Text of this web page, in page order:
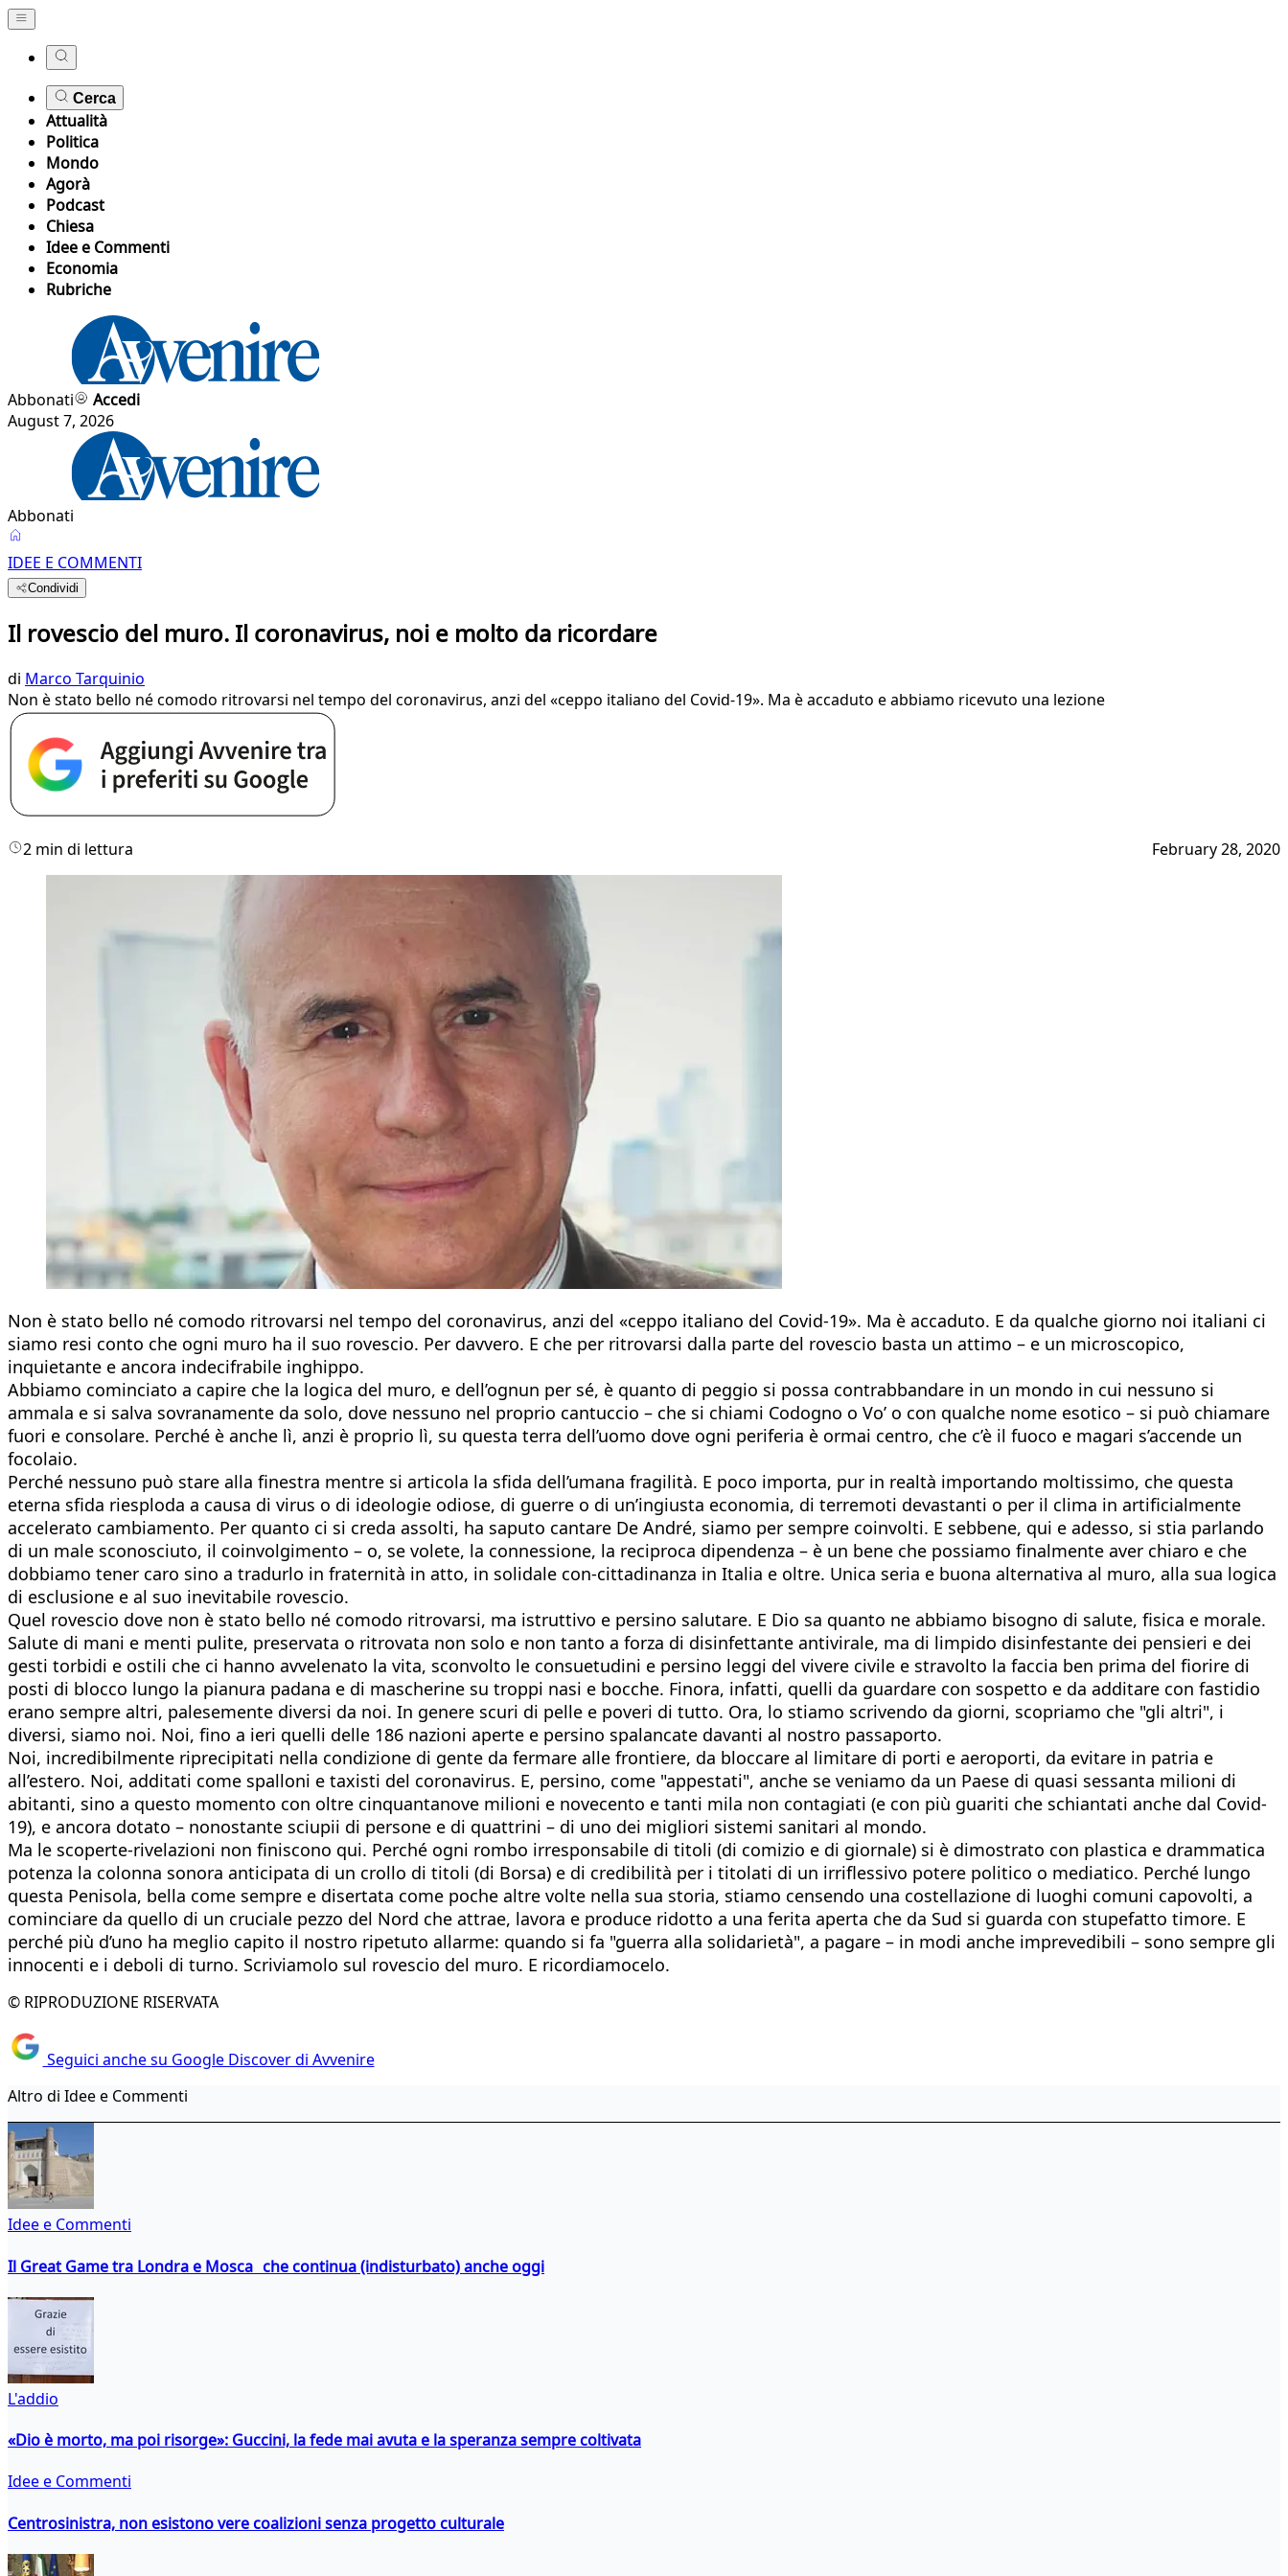
Cerca
Attualità
Politica
Mondo
Agorà
Podcast
Chiesa
Idee e Commenti
Economia
Rubriche
Abbonati
Accedi
August 7, 2026
Abbonati
IDEE E COMMENTI
Condividi
Il rovescio del muro. Il coronavirus, noi e molto da ricordare
di Marco Tarquinio
Non è stato bello né comodo ritrovarsi nel tempo del coronavirus, anzi del «ceppo italiano del Covid-19». Ma è accaduto e abbiamo ricevuto una lezione
2 min di lettura February 28, 2020
Non è stato bello né comodo ritrovarsi nel tempo del coronavirus, anzi del «ceppo italiano del Covid-19». Ma è accaduto. E da qualche giorno noi italiani ci
siamo resi conto che ogni muro ha il suo rovescio. Per davvero. E che per ritrovarsi dalla parte del rovescio basta un attimo – e un microscopico,
inquietante e ancora indecifrabile inghippo.
Abbiamo cominciato a capire che la logica del muro, e dell’ognun per sé, è quanto di peggio si possa contrabbandare in un mondo in cui nessuno si
ammala e si salva sovranamente da solo, dove nessuno nel proprio cantuccio – che si chiami Codogno o Vo’ o con qualche nome esotico – si può chiamare
fuori e consolare. Perché è anche lì, anzi è proprio lì, su questa terra dell’uomo dove ogni periferia è ormai centro, che c’è il fuoco e magari s’accende un
focolaio.
Perché nessuno può stare alla finestra mentre si articola la sfida dell’umana fragilità. E poco importa, pur in realtà importando moltissimo, che questa
eterna sfida riesploda a causa di virus o di ideologie odiose, di guerre o di un’ingiusta economia, di terremoti devastanti o per il clima in artificialmente
accelerato cambiamento. Per quanto ci si creda assolti, ha saputo cantare De André, siamo per sempre coinvolti. E sebbene, qui e adesso, si stia parlando
di un male sconosciuto, il coinvolgimento – o, se volete, la connessione, la reciproca dipendenza – è un bene che possiamo finalmente aver chiaro e che
dobbiamo tener caro sino a tradurlo in fraternità in atto, in solidale con-cittadinanza in Italia e oltre. Unica seria e buona alternativa al muro, alla sua logica
di esclusione e al suo inevitabile rovescio.
Quel rovescio dove non è stato bello né comodo ritrovarsi, ma istruttivo e persino salutare. E Dio sa quanto ne abbiamo bisogno di salute, fisica e morale.
Salute di mani e menti pulite, preservata o ritrovata non solo e non tanto a forza di disinfettante antivirale, ma di limpido disinfestante dei pensieri e dei
gesti torbidi e ostili che ci hanno avvelenato la vita, sconvolto le consuetudini e persino leggi del vivere civile e stravolto la faccia ben prima del fiorire di
posti di blocco lungo la pianura padana e di mascherine su troppi nasi e bocche. Finora, infatti, quelli da guardare con sospetto e da additare con fastidio
erano sempre altri, palesemente diversi da noi. In genere scuri di pelle e poveri di tutto. Ora, lo stiamo scrivendo da giorni, scopriamo che "gli altri", i
diversi, siamo noi. Noi, fino a ieri quelli delle 186 nazioni aperte e persino spalancate davanti al nostro passaporto.
Noi, incredibilmente riprecipitati nella condizione di gente da fermare alle frontiere, da bloccare al limitare di porti e aeroporti, da evitare in patria e
all’estero. Noi, additati come spalloni e taxisti del coronavirus. E, persino, come "appestati", anche se veniamo da un Paese di quasi sessanta milioni di
abitanti, sino a questo momento con oltre cinquantanove milioni e novecento e tanti mila non contagiati (e con più guariti che schiantati anche dal Covid-
19), e ancora dotato – nonostante sciupii di persone e di quattrini – di uno dei migliori sistemi sanitari al mondo.
Ma le scoperte-rivelazioni non finiscono qui. Perché ogni rombo irresponsabile di titoli (di comizio e di giornale) si è dimostrato con plastica e drammatica
potenza la colonna sonora anticipata di un crollo di titoli (di Borsa) e di credibilità per i titolati di un irriflessivo potere politico o mediatico. Perché lungo
questa Penisola, bella come sempre e disertata come poche altre volte nella sua storia, stiamo censendo una costellazione di luoghi comuni capovolti, a
cominciare da quello di un cruciale pezzo del Nord che attrae, lavora e produce ridotto a una ferita aperta che da Sud si guarda con stupefatto timore. E
perché più d’uno ha meglio capito il nostro ripetuto allarme: quando si fa "guerra alla solidarietà", a pagare – in modi anche imprevedibili – sono sempre gli
innocenti e i deboli di turno. Scriviamolo sul rovescio del muro. E ricordiamocelo.
© RIPRODUZIONE RISERVATA
Seguici anche su Google Discover di Avvenire
Altro di Idee e Commenti
Idee e Commenti
Il Great Game tra Londra e Mosca che continua (indisturbato) anche oggi
L'addio
«Dio è morto, ma poi risorge»: Guccini, la fede mai avuta e la speranza sempre coltivata
Idee e Commenti
Centrosinistra, non esistono vere coalizioni senza progetto culturale